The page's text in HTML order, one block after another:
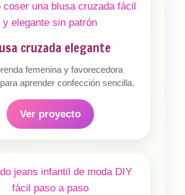
cruzada elegante
femenina y favorecedora
aprender confección sencilla.
Ver proyecto